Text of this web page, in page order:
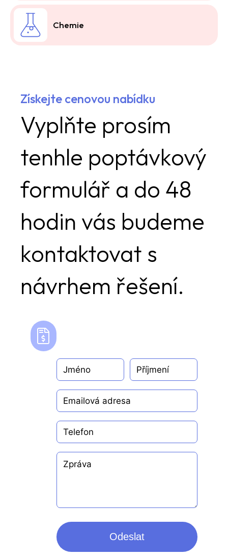
Chemie
Získejte cenovou nabídku
Vyplňte prosím
tenhle poptávkový
formulář a do 48
hodin vás budeme
kontaktovat s
návrhem řešení.
Odeslat